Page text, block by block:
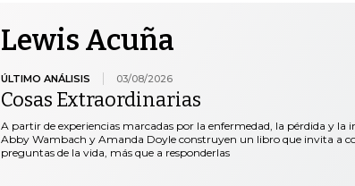
Lewis Acuña
ÚLTIMO ANÁLISIS 03/08/2026
Cosas Extraordinarias
A partir de experiencias marcadas por la enfermedad, la pérdida y la
Abby Wambach y Amanda Doyle construyen un libro que invita a
preguntas de la vida, más que a responderlas